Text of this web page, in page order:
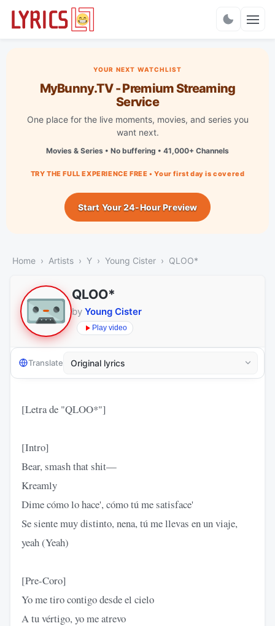
YOUR NEXT WATCHLIST
MyBunny.TV - Premium Streaming
Service
One place for the live moments, movies, and series you
want next.
Movies & Series • No buffering • 41,000+ Channels
TRY THE FULL EXPERIENCE FREE • Your first day is covered
Start Your 24-Hour Preview
Home Artists Y Young Cister QLOO*
QLOO*
by Young Cister
Play video
Translate
[Letra de "QLOO*"]
[Intro]
Bear, smash that shit—
Kreamly
Dime cómo lo hace', cómo tú me satisface'
Se siente muy distinto, nena, tú me llevas en un viaje,
yeah (Yeah)
[Pre-Coro]
Yo me tiro contigo desde el cielo
A tu vértigo, yo me atrevo